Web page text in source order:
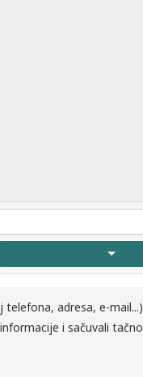
telefona, adresa, e-mail...)
i sačuvali